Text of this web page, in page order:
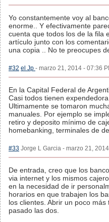
Yo constantemente voy al
enorme.. Y efectivamente
cuenta que todos los de la fila
artículo junto con los
una copia .. No te preocupes
#32 el Jp - marzo 21, 2014 - 07:36
En la Capital Federal de
Casi todos tienen expendedora
Ultimamente se tomaron
manuales. Por ejemplo se
retiro y deposito mínimo de
homebanking, terminales de
#33 Jorge L Garcia - marzo 21,
De entrada, creo que los
via internet y los mismos
en la necesidad de ir
horarios en que trabajen los
los clientes. Abrir un poco
pasado las dos.